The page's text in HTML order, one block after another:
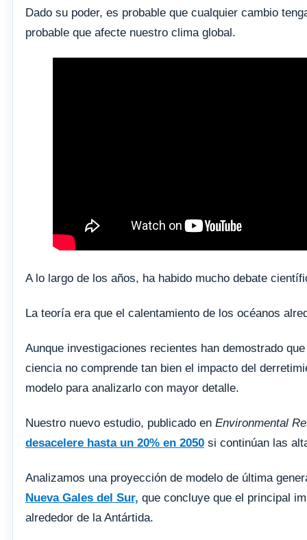
Dado su poder, es probable que cualquier cambio
probable que afecte nuestro clima global.
A lo largo de los años, ha habido mucho debate
La teoría era que el calentamiento de los océanos
Aunque investigaciones recientes han demostrado
ciencia no comprende tan bien el impacto del
modelo para analizarlo con mayor detalle.
Nuestro nuevo estudio, publicado en Environmental
desacelere hasta un 20% en 2050 si continúan las
Analizamos una proyección de modelo de última
Nueva Gales del Sur, que concluye que el principal
alrededor de la Antártida.